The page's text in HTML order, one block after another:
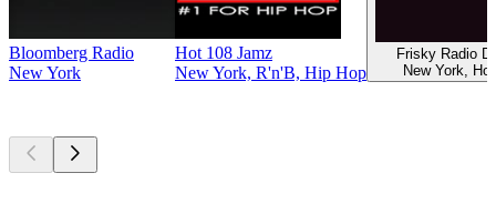
Bloomberg Radio
New York
Hot 108 Jamz
New York, R'n'B, Hip Hop
Frisky Radio
New York,